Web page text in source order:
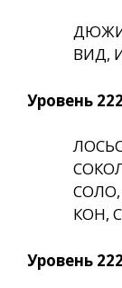
ВИД,
Уровень
КОН,
Уровень